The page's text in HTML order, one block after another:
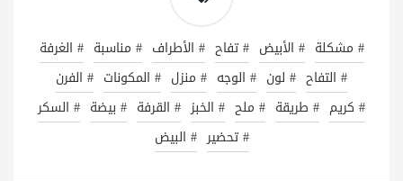
# مشكلة # الأبيض # تفاح # الأطراف # مناسبة # الغرفة
# التفاح # لون # الوجه # منزل # المكونات # الفرن
# كريم # طريقة # ملح # الخبز # القرفة # بيضة # السكر
# تحضير # البيض